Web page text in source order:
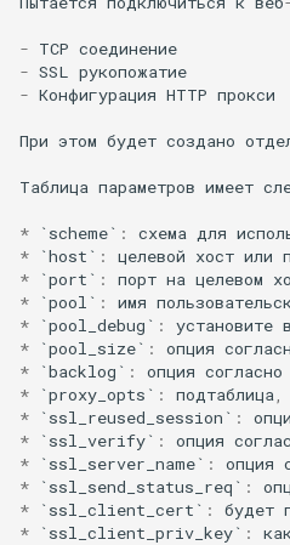
secure-token
security-headers
security
selective-cache-purge
server-redirect
set-misc
shibboleth
slowfs
- TCP соединение
- SSL
рукопожатие
- Конфигурация HTTP прокси
При этом будет создано
Таблица параметров имеет
* ` scheme` : схема для
*
`host ` : целевой хост или
*
`port ` : порт на целевом
*
`pool ` : имя
*
`pool_debug ` : установите в
*
`pool_size` : опция
*
`backlog ` : опция согласно
*
`proxy_opts ` : подтаблица
*
` ssl_reused_session ` :
*
` ssl_verify` : опция
*
` ssl_server_name` : опция
*
` ssl_send_status_req ` :
*
` ssl_client_cert ` : будет
*
` ssl_client_priv_key` : как